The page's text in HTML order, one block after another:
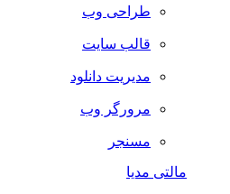
طراحی وب
قالب سایت
مدیریت دانلود
مرورگر وب
مسنجر
مالتی مدیا